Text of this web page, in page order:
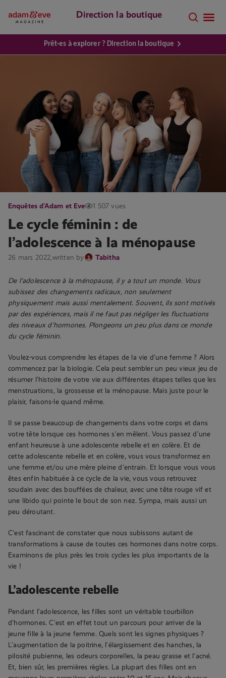
Direction la boutique
Prêt·es à explorer ? Direction la boutique
Enquêtes d'Adam et Eve 1 507 vues
Le cycle féminin : de
l’adolescence à la ménopause
26 mars 2022,written by Tabitha
De l’adolescence à la ménopause, il y a tout un monde. Vous
subissez des changements radicaux, non seulement
physiquement mais aussi mentalement. Souvent, ils sont motivés
par des expériences, mais il ne faut pas négliger les fluctuations
des niveaux d’hormones. Plongeons un peu plus dans ce monde
du cycle féminin.
Voulez-vous comprendre les étapes de la vie d’une femme ? Alors
commencez par la biologie. Cela peut sembler un peu vieux jeu de
résumer l’histoire de votre vie aux différentes étapes telles que les
menstruations, la grossesse et la ménopause. Mais juste pour le
plaisir, faisons-le quand même.
Il se passe beaucoup de changements dans votre corps et dans
votre tête lorsque ces hormones s’en mêlent. Vous passez d’une
enfant heureuse à une adolescente rebelle et en colère. Et de
cette adolescente rebelle et en colère, vous vous transformez en
une femme et/ou une mère pleine d’entrain. Et lorsque vous vous
êtes enfin habituée à ce cycle de la vie, vous vous retrouvez
soudain avec des bouffées de chaleur, avec une tête rouge vif et
une libido qui pointe le bout de son nez. Sympa, mais aussi un
peu déroutant.
C’est fascinant de constater que nous subissons autant de
transformations à cause de toutes ces hormones dans notre corps.
Examinons de plus près les trois cycles les plus importants de la
vie !
L’adolescente rebelle
Pendant l’adolescence, les filles sont un véritable tourbillon
d’hormones. C’est en effet tout un parcours pour arriver de la
jeune fille à la jeune femme. Quels sont les signes physiques ?
L’augmentation de la poitrine, l’élargissement des hanches, la
pilosité pubienne, les odeurs corporelles, la peau grasse et l’acné.
Et, bien sûr, les premières règles. La plupart des filles ont en